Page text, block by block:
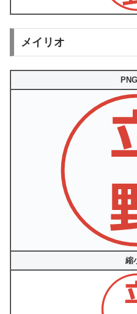
メイリオ
縮